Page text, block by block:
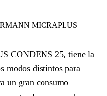
MICRAPLUS
CONDENS 25, tiene la
modos distintos para
un gran consumo